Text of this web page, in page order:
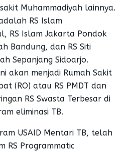
Muhammadiyah lainnya.
RS Islam
RS Islam Jakarta Pondok
Bandung, dan RS Siti
Sepanjang Sidoarjo.
akan menjadi Rumah Sakit
(RO) atau RS PMDT dan
RS Swasta Terbesar di
eliminasi TB.
USAID Mentari TB, telah
RS Programmatic